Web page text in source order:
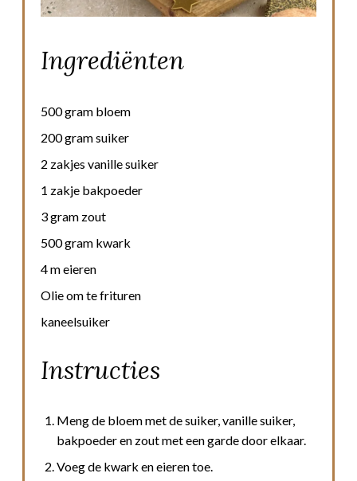
Ingrediënten
500 gram bloem
200 gram suiker
2 zakjes vanille suiker
1 zakje bakpoeder
3 gram zout
500 gram kwark
4 m eieren
Olie om te frituren
kaneelsuiker
Instructies
Meng de bloem met de suiker, vanille suiker,
bakpoeder en zout met een garde door elkaar.
Voeg de kwark en eieren toe.